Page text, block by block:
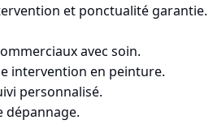
et ponctualité garantie.
avec soin.
intervention en peinture.
personnalisé.
dépannage.